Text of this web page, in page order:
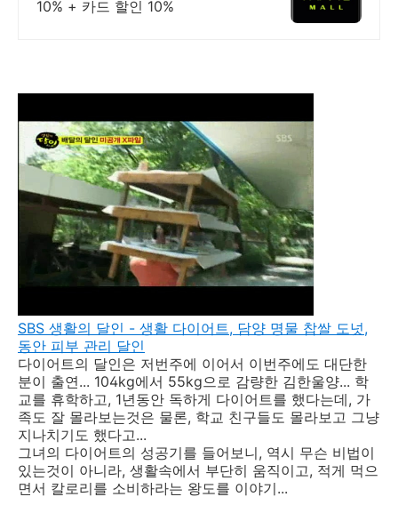
10% + 카드 할인 10%
SBS 생활의 달인 - 생활 다이어트, 담양 명물 찹쌀 도넛,
동안 피부 관리 달인
다이어트의 달인은 저번주에 이어서 이번주에도 대단한
분이 출연... 104kg에서 55kg으로 감량한 김한울양... 학
교를 휴학하고, 1년동안 독하게 다이어트를 했다는데, 가
족도 잘 몰라보는것은 물론, 학교 친구들도 몰라보고 그냥
지나치기도 했다고...
그녀의 다이어트의 성공기를 들어보니, 역시 무슨 비법이
있는것이 아니라, 생활속에서 부단히 움직이고, 적게 먹으
면서 칼로리를 소비하라는 왕도를 이야기...